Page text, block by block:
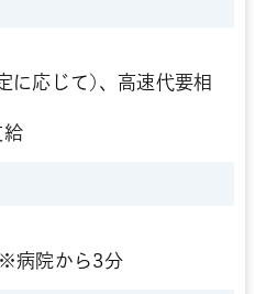
に応じて)、高速代要相
給
病院から3分